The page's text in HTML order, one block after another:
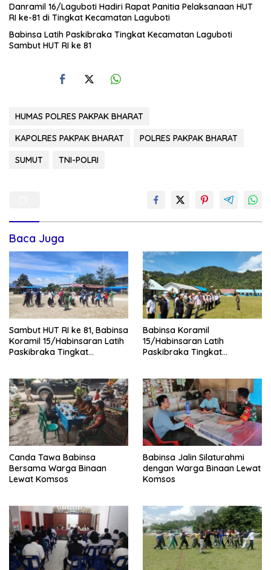
Danramil 16/Laguboti Hadiri Rapat Panitia Pelaksanaan HUT
RI ke-81 di Tingkat Kecamatan Laguboti
Babinsa Latih Paskibraka Tingkat Kecamatan Laguboti
Sambut HUT RI ke 81
HUMAS POLRES PAKPAK BHARAT
KAPOLRES PAKPAK BHARAT
POLRES PAKPAK BHARAT
SUMUT
TNI-POLRI
Baca Juga
Sambut HUT RI ke 81, Babinsa
Koramil 15/Habinsaran Latih
Paskibraka Tingkat
Babinsa Koramil
15/Habinsaran Latih
Paskibraka Tingkat
Canda Tawa Babinsa
Bersama Warga Binaan
Lewat Komsos
Babinsa Jalin Silaturahmi
dengan Warga Binaan Lewat
Komsos